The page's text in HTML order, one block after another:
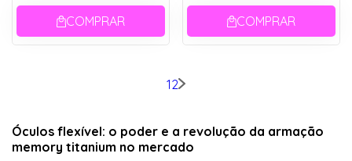
COMPRAR COMPRAR
12
Óculos flexível: o poder e a revolução da armação
memory titanium no mercado